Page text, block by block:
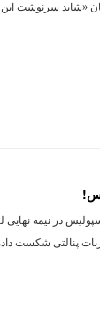
«شاید سرنوشت
در نیمه نهایی
پنالتی شکست